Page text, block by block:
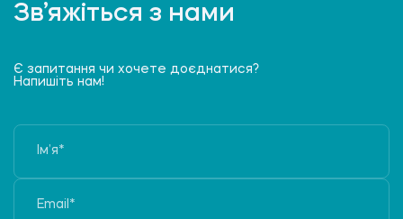
Зв’яжіться з нами
Є запитання чи хочете доєднатися?
Напишіть нам!